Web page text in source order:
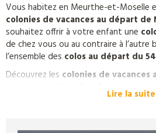
Vous habitez en Meurthe-et-Moselle
colonies de vacances au départ de
souhaitez offrir à votre enfant une
de chez vous ou au contraire à l’autre
l’ensemble des colos au départ du
Découvrez les colonies de vacances
que les activités culturelles, sportives
Lire la suite